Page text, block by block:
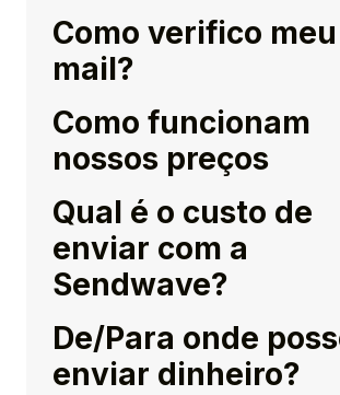
Como verifico
mail?
Como funcionam
nossos preços
Qual é o custo de
enviar com a
Sendwave?
De/Para onde
enviar dinheiro?